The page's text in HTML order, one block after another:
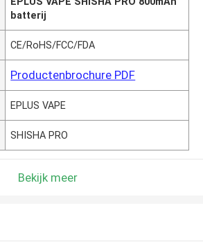
batterij
CE/RoHS/FCC/FDA
Productenbrochure PDF
EPLUS VAPE
SHISHA PRO
Bekijk meer